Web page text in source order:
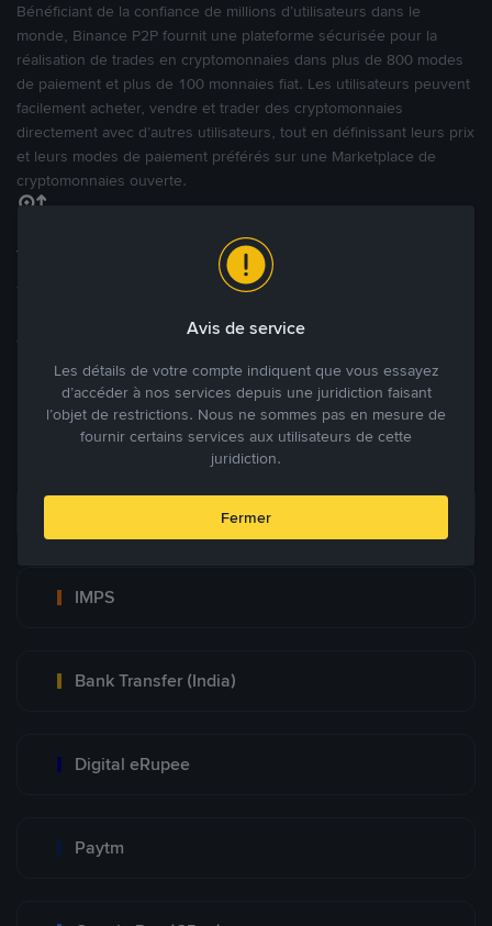
Bénéficiant de la confiance de millions d’utilisateurs dans le
monde, Binance P2P fournit une plateforme sécurisée pour la
réalisation de trades en cryptomonnaies dans plus de 800 modes
de paiement et plus de 100 monnaies fiat. Les utilisateurs peuvent
facilement acheter, vendre et trader des cryptomonnaies
directement avec d’autres utilisateurs, tout en définissant leurs prix
et leurs modes de paiement préférés sur une Marketplace de
cryptomonnaies ouverte.
Tradez à des prix avantageux pour vous
Tradez des cryptos en étant libres d’acheter et de vendre à votre
des annonces commerciales pour fixer vos propres prix.
Blog P2P Voir plus
Principaux modes de paiement
IMPS
Bank Transfer (India)
Digital eRupee
Paytm
Avis de service
Les détails de votre compte indiquent que vous essayez
d’accéder à nos services depuis une juridiction faisant
l’objet de restrictions. Nous ne sommes pas en mesure de
fournir certains services aux utilisateurs de cette
juridiction.
Fermer